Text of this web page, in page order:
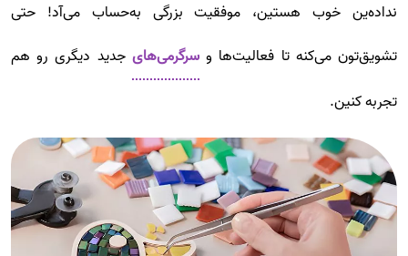
نداده‌ین خوب هستین، موفقیت بزرگی به‌حساب می‌آد! حتی
تشویق‌تون می‌کنه تا فعالیت‌ها وسرگرمی‌های جدید دیگری رو هم
تجربه کنین.